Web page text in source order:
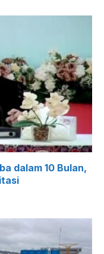
dalam 10 Bulan,